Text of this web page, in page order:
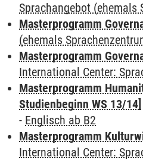
Sprachangebot (ehemals
Masterprogramm
(ehemals
Masterprogramm
International Center:
Masterprogramm
Studienbeginn WS 13/14]
- Englisch ab B2
Masterprogramm
International Center: